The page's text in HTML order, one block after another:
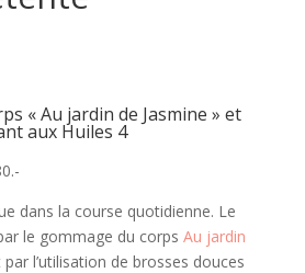
« Au jardin de Jasmine » et
aux Huiles 4
dans la course quotidienne. Le
le gommage du corps Au jardin
par l’utilisation de brosses douces